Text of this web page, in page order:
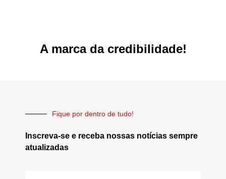
A marca da credibilidade!
Fique por dentro de tudo!
Inscreva-se e receba nossas notícias sempre
atualizadas